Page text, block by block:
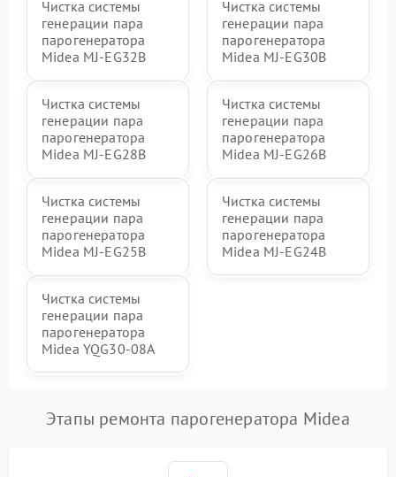
Чистка системы
генерации пара
парогенератора
Midea MJ-EG32B
Чистка системы
генерации пара
парогенератора
Midea MJ-EG30B
Чистка системы
генерации пара
парогенератора
Midea MJ-EG28B
Чистка системы
генерации пара
парогенератора
Midea MJ-EG26B
Чистка системы
генерации пара
парогенератора
Midea MJ-EG25B
Чистка системы
генерации пара
парогенератора
Midea MJ-EG24B
Чистка системы
генерации пара
парогенератора
Midea YQG30-08A
Этапы ремонта парогенератора Midea